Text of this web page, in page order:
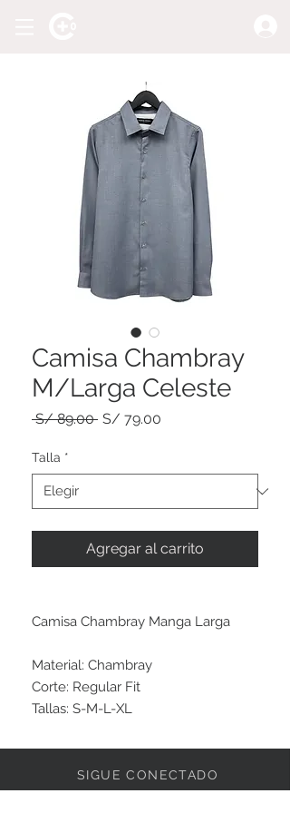
Camisa Chambray
M/Larga Celeste
S/ 89.00 Precio
S/ 79.00
Talla *
Agregar al carrito
Camisa Chambray Manga Larga
Material: Chambray
Corte: Regular Fit
Tallas: S-M-L-XL
SIGUE CONECTADO